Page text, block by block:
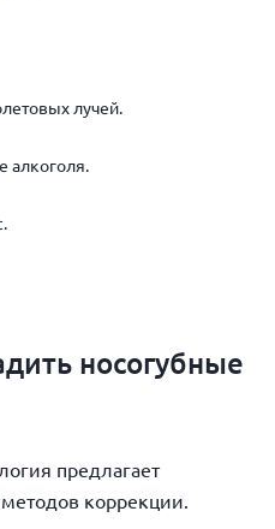
лучей.
алкоголя.
носогубные
предлагает
коррекции.